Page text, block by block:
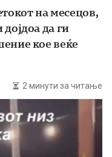
на месецов,
да ги
кое веќе
2 минути за читање